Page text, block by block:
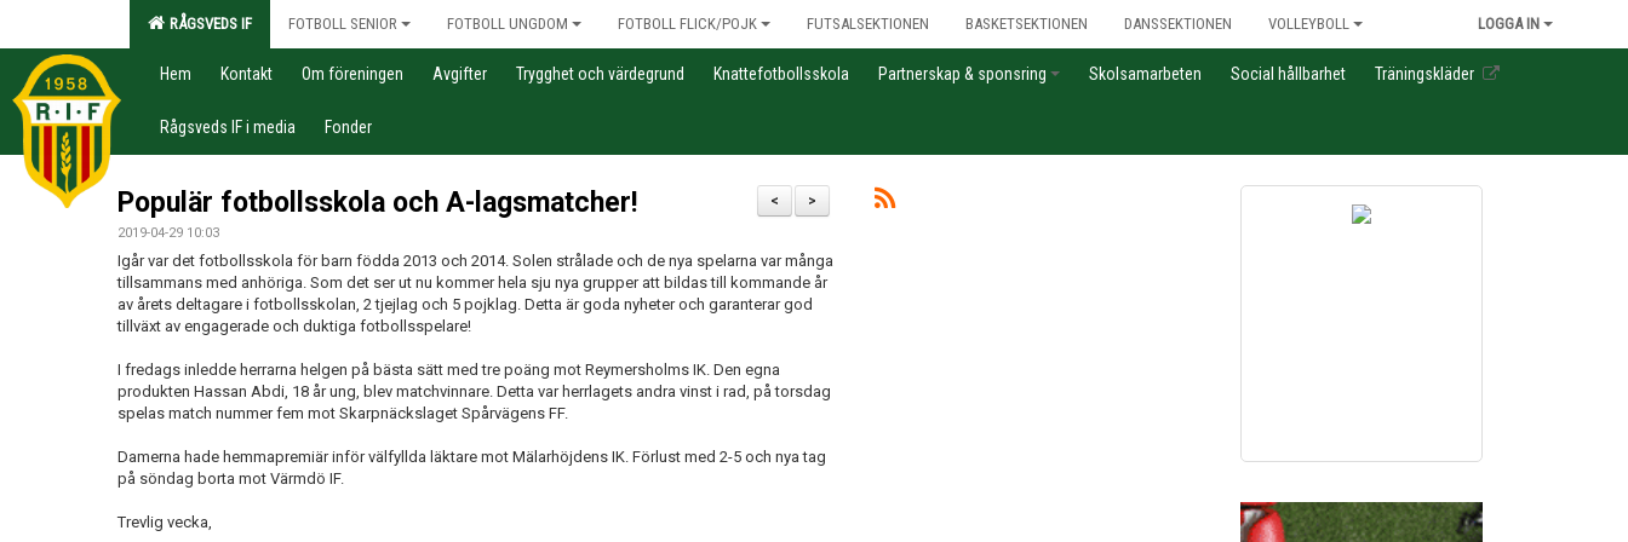
RÅGSVEDS IF FOTBOLL SENIOR FOTBOLL UNGDOM FOTBOLL FLICK/POJK FUTSALSEKTIONEN BASKETSEKTIONEN DANSSEKTIONEN VOLLEYBOLL LOGGA IN
Hem Kontakt Om föreningen Avgifter Trygghet och värdegrund Knattefotbollsskola Partnerskap & sponsring Skolsamarbeten Social hållbarhet Träningskläder
Rågsveds IF i media Fonder
>
<
Populär fotbollsskola och A-lagsmatcher!
2019-04-29 10:03
Igår var det fotbollsskola för barn födda 2013 och 2014. Solen strålade och de nya spelarna var många
tillsammans med anhöriga. Som det ser ut nu kommer hela sju nya grupper att bildas till kommande år
av årets deltagare i fotbollsskolan, 2 tjejlag och 5 pojklag. Detta är goda nyheter och garanterar god
tillväxt av engagerade och duktiga fotbollsspelare!
I fredags inledde herrarna helgen på bästa sätt med tre poäng mot Reymersholms IK. Den egna
produkten Hassan Abdi, 18 år ung, blev matchvinnare. Detta var herrlagets andra vinst i rad, på torsdag
spelas match nummer fem mot Skarpnäckslaget Spårvägens FF.
Damerna hade hemmapremiär inför välfyllda läktare mot Mälarhöjdens IK. Förlust med 2-5 och nya tag
på söndag borta mot Värmdö IF.
Trevlig vecka,